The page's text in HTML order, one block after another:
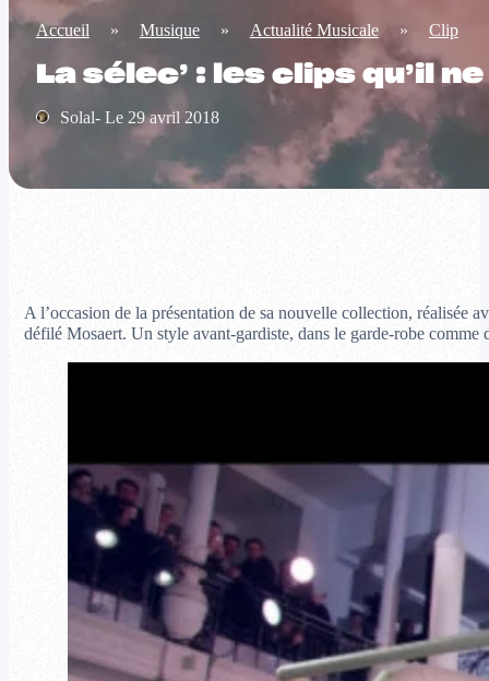
Accueil » Musique » Actualité Musicale » Clip
La sélec’ : les clips qu’il
Solal- Le 29 avril 2018
A l’occasion de la présentation de sa nouvelle collection, réalisée
défilé Mosaert. Un style avant-gardiste, dans le garde-robe comme